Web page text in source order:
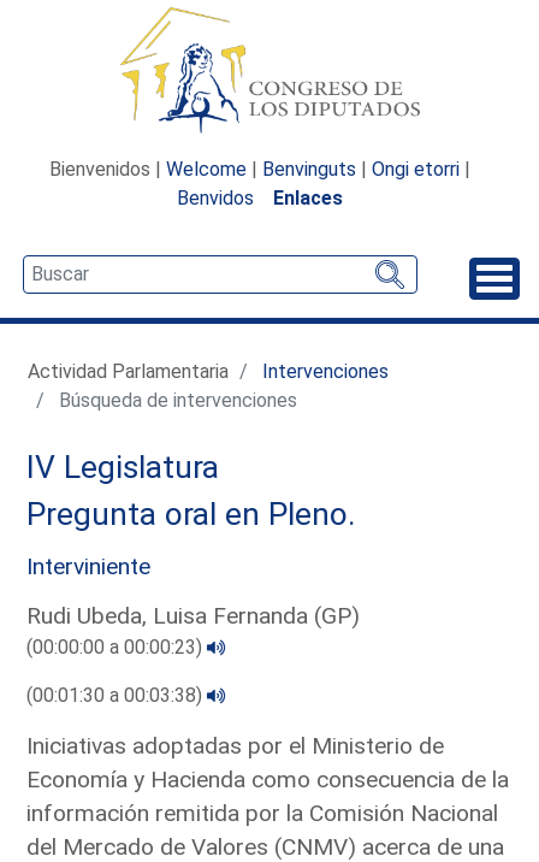
Bienvenidos | Welcome | Benvinguts | Ongi etorri |
Benvidos
Enlaces
Actividad Parlamentaria
Intervenciones
Búsqueda de intervenciones
IV Legislatura
Pregunta oral en Pleno.
Interviniente
Rudi Ubeda, Luisa Fernanda (GP)
(00:00:00 a 00:00:23)
(00:01:30 a 00:03:38)
Iniciativas adoptadas por el Ministerio de
Economía y Hacienda como consecuencia de la
información remitida por la Comisión Nacional
del Mercado de Valores (CNMV) acerca de una